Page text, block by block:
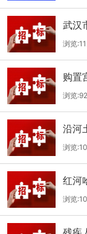
武汉
目四
浏览
购置
（双
浏览:92
沿河
镇中
目的
浏览
红河
（二
浏览